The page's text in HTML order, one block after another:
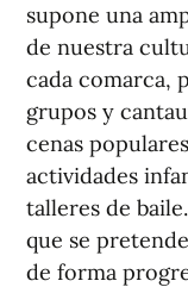
supone una
de nuestra
cada comarca,
grupos y
cenas
actividades
talleres de
que se
de forma